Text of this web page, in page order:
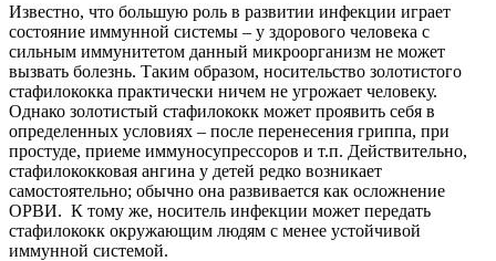
Известно, что большую роль в развитии инфекции играет
состояние иммунной системы – у здорового человека с
сильным иммунитетом данный микроорганизм не может
вызвать болезнь. Таким образом, носительство золотистого
стафилококка практически ничем не угрожает человеку.
Однако золотистый стафилококк может проявить себя в
определенных условиях – после перенесения гриппа, при
простуде, приеме иммуносупрессоров и т.п. Действительно,
стафилококковая ангина у детей редко возникает
самостоятельно; обычно она развивается как осложнение
ОРВИ. К тому же, носитель инфекции может передать
стафилококк окружающим людям с менее устойчивой
иммунной системой.